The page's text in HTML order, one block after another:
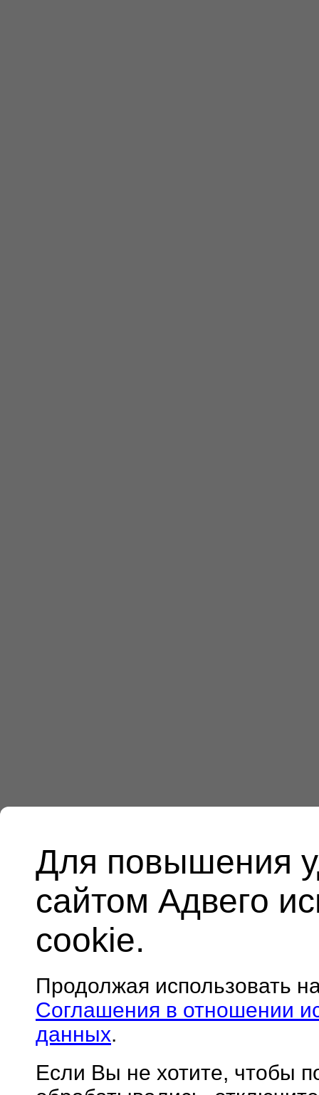
Для повышения
сайтом Адвего
cookie.
Продолжая использовать
Соглашения в отношении
данных.
Если Вы не хотите, чтобы